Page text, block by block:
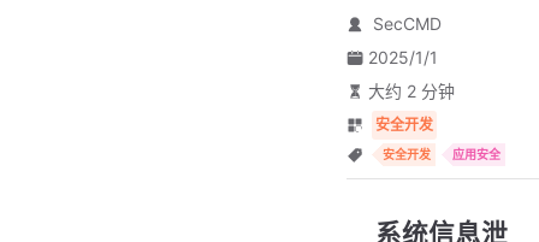
SecCMD
2025/1/1
大约 2 分钟
安全开发
安全开发 应用安全
系统信息泄